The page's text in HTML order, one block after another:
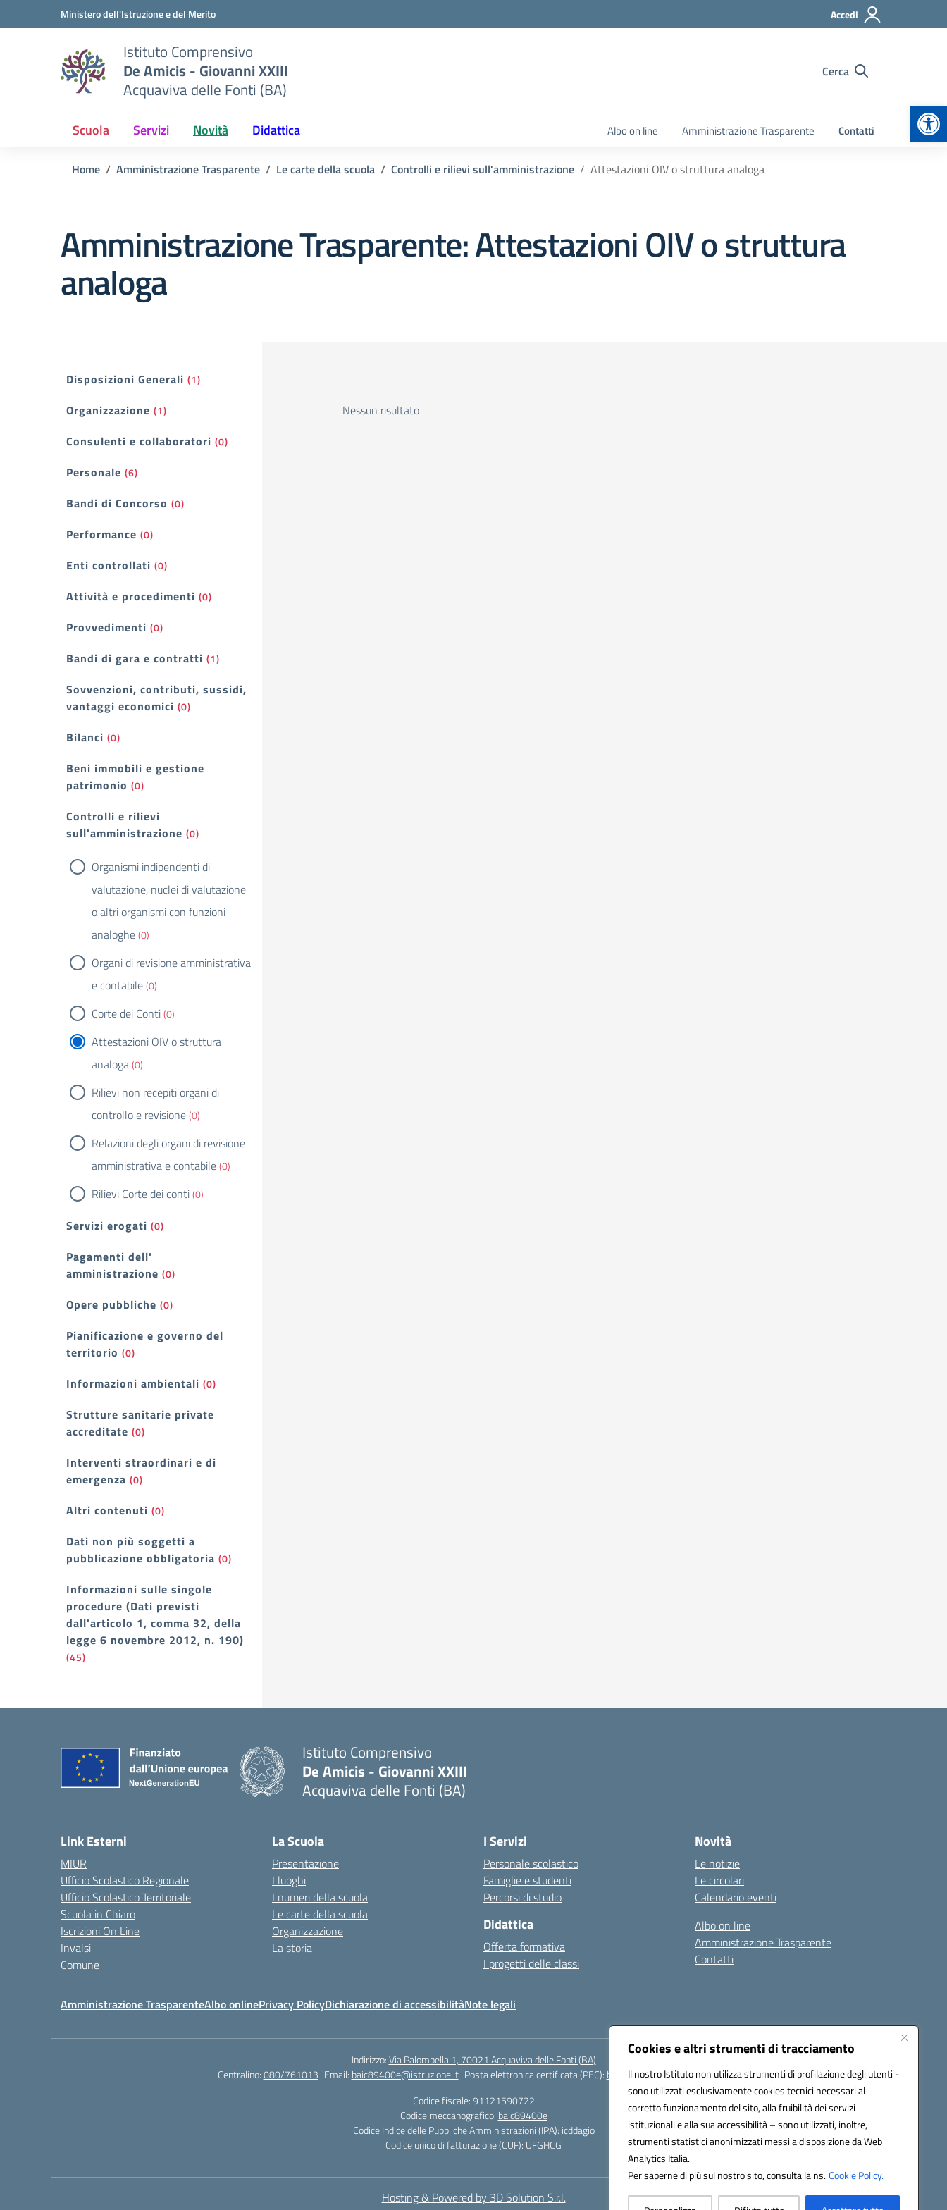
Cookies e altri strumenti di tracciamento
Il nostro Istituto non utilizza strumenti di profilazione degli utenti -
sono utilizzati esclusivamente cookies tecnici necessari al
corretto funzionamento del sito, alla fruibilità dei servizi
istituzionali e alla sua accessibilità – sono utilizzati, inoltre,
strumenti statistici anonimizzati messi a disposizione da Web
Analytics Italia.
Per saperne di più sul nostro sito, consulta la ns.Cookie Policy.
Vai ai contenuti
Vai al menu di navigazioneMinistero dell'Istruzione e del Merito Accedi
Istituto Comprensivo
De Amicis - Giovanni XXIII
Acquaviva delle Fonti (BA)
Cerca
Scuola Servizi Novità Didattica Albo on line Amministrazione Trasparente Contatti
Home Amministrazione Trasparente Le carte della scuola Controlli e rilievi sull'amministrazione Attestazioni OIV o struttura analoga
Amministrazione Trasparente:Attestazioni OIV o struttura
analoga
Filtri
Disposizioni Generali (1)
Organizzazione (1)
Consulenti e collaboratori (0)
Personale (6)
Bandi di Concorso (0)
Performance (0)
Enti controllati (0)
Attività e procedimenti (0)
Provvedimenti (0)
Bandi di gara e contratti (1)
Sovvenzioni, contributi, sussidi,
vantaggi economici (0)
Bilanci (0)
Beni immobili e gestione
patrimonio (0)
Controlli e rilievi
sull'amministrazione (0)
Organismi indipendenti di
valutazione, nuclei di valutazione
o altri organismi con funzioni
analoghe(0)
Organi di revisione amministrativa
e contabile(0)
Corte dei Conti(0)
Attestazioni OIV o struttura
analoga(0)
Rilievi non recepiti organi di
controllo e revisione(0)
Relazioni degli organi di revisione
amministrativa e contabile(0)
Rilievi Corte dei conti(0)
Servizi erogati (0)
Pagamenti dell'
amministrazione (0)
Opere pubbliche (0)
Pianificazione e governo del
territorio (0)
Informazioni ambientali (0)
Strutture sanitarie private
accreditate (0)
Interventi straordinari e di
emergenza (0)
Altri contenuti (0)
Dati non più soggetti a
pubblicazione obbligatoria (0)
Informazioni sulle singole
procedure (Dati previsti
dall'articolo 1, comma 32, della
legge 6 novembre 2012, n. 190)
(45)
Nessun risultato
Istituto Comprensivo
De Amicis - Giovanni XXIII
Acquaviva delle Fonti (BA)
Link Esterni
MIUR
Ufficio Scolastico Regionale
Ufficio Scolastico Territoriale
Scuola in Chiaro
Iscrizioni On Line
Invalsi
Comune
La Scuola
Presentazione
I luoghi
I numeri della scuola
Le carte della scuola
Organizzazione
La storia
I Servizi
Personale scolastico
Famiglie e studenti
Percorsi di studio
Didattica
Offerta formativa
I progetti delle classi
Novità
Le notizie
Le circolari
Calendario eventi
Albo on line
Amministrazione Trasparente
Contatti
Amministrazione TrasparenteAlbo onlinePrivacy PolicyDichiarazione di accessibilitàNote legali
Indirizzo:Via Palombella 1, 70021 Acquaviva delle Fonti (BA)
Centralino:080/761013 Email: baic89400e@istruzione.it Posta elettronica certificata (PEC): baic89400e@pec.istruzione.it
Codice fiscale: 91121590722
Codice meccanografico: baic89400e
Codice Indice delle Pubbliche Amministrazioni (IPA): icddagio
Codice unico di fatturazione (CUF): UFGHCG
Hosting & Powered by 3D Solution S.r.l.